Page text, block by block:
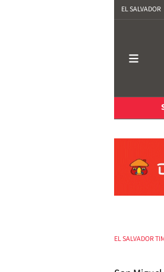
EL SALVADOR
EL SALVADOR